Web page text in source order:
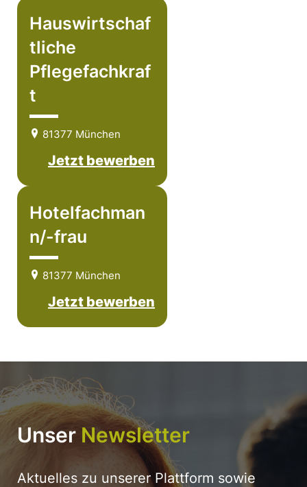
Hauswirtschaf
tliche
Pflegefachkraf
t
81377 München
Jetzt bewerben
Hotelfachman
n/-frau
81377 München
Jetzt bewerben
Unser Newsletter
Aktuelles zu unserer Plattform sowie